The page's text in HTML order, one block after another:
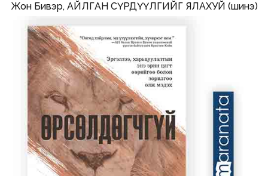
Жон Бивэр, АЙЛГАН СҮРДҮҮЛГИЙГ ЯЛАХУЙ (шинэ)